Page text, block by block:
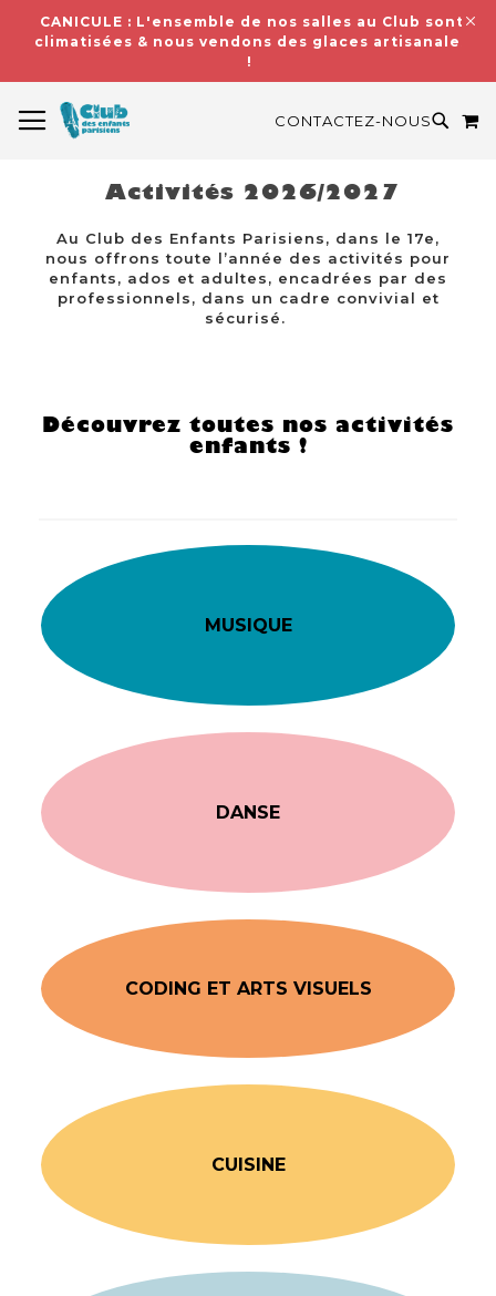
CANICULE : L'ensemble de nos salles au Club sont
climatisées & nous vendons des glaces artisanales
!
CONTACTEZ-NOUS
Activités 2026/2027
Au Club des Enfants Parisiens, dans le 17e,
nous offrons toute l’année des activités pour
enfants, ados et adultes, encadrées par des
professionnels, dans un cadre convivial et
sécurisé.
Découvrez toutes nos activités
enfants !
MUSIQUE
DANSE
CODING ET ARTS VISUELS
CUISINE